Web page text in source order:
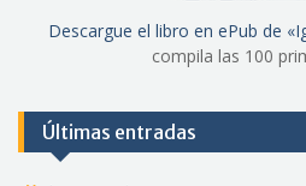
Descargue el libro en ePub de
compila las 100
Últimas entradas